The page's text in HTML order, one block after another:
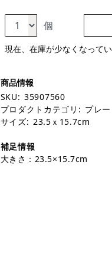
個
現在、在庫が少なくなって
SKU: 35907560
プロダクトカテゴリ: プレ
サイズ: 23.5ｘ15.7cm
補足情報
大きさ：23.5×15.7cm